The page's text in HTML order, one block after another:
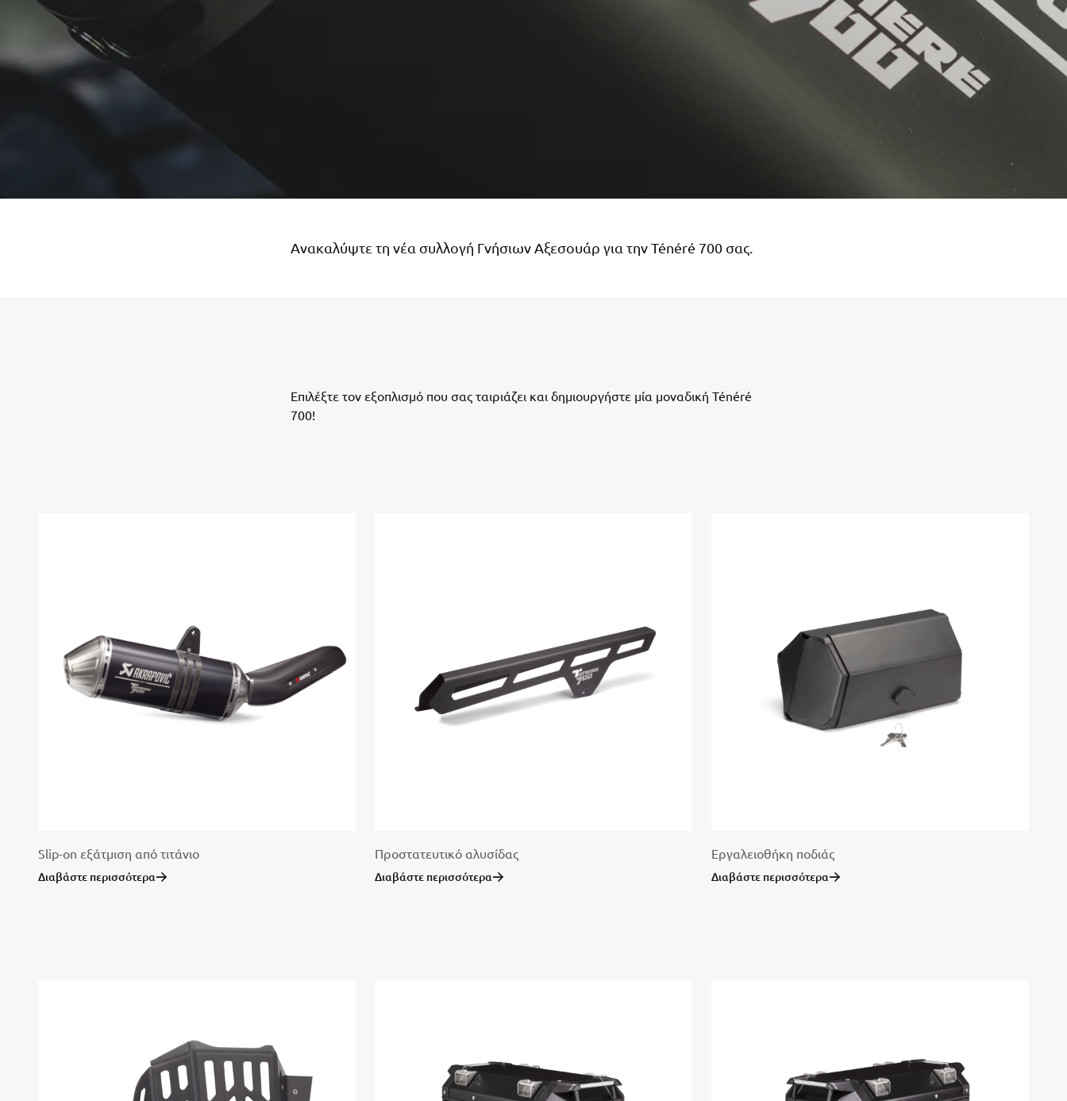
Ανακαλύψτε τη νέα συλλογή Γνήσιων Αξεσουάρ για την Ténéré 700 σας.
Επιλέξτε τον εξοπλισμό που σας ταιριάζει και δημιουργήστε μία μοναδική Ténéré
700!
Slip-on εξάτμιση από τιτάνιο
Διαβάστε περισσότερα
Προστατευτικό αλυσίδας
Διαβάστε περισσότερα
Εργαλειοθήκη ποδιάς
Διαβάστε περισσότερα